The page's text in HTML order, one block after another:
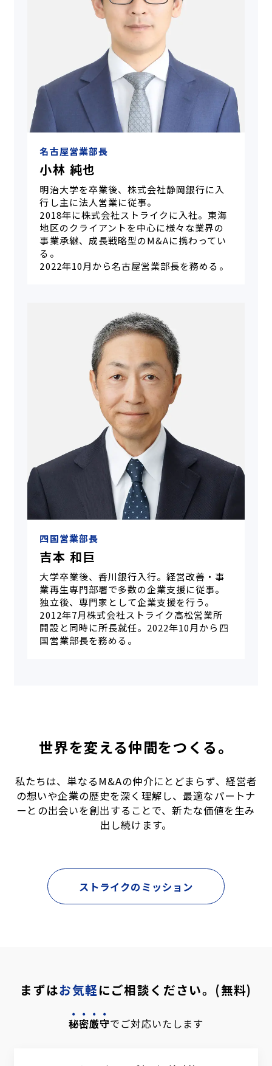
名古屋営業部長
小林 純也
明治大学を卒業後、株式会社静岡銀行に入
行し主に法人営業に従事。
2018年に株式会社ストライクに入社。東海
地区のクライアントを中心に様々な業界の
事業承継、成長戦略型のM&Aに携わってい
る。
2022年10月から名古屋営業部長を務める。
四国営業部長
吉本 和巨
大学卒業後、香川銀行入行。経営改善・事
業再生専門部署で多数の企業支援に従事。
独立後、専門家として企業支援を行う。
2012年7月株式会社ストライク高松営業所
開設と同時に所長就任。2022年10月から四
国営業部長を務める。
世界を変える仲間をつくる。
私たちは、単なるM&Aの仲介にとどまらず、経営者
の想いや企業の歴史を深く理解し、最適なパートナ
ーとの出会いを創出することで、新たな価値を生み
出し続けます。
ストライクのミッション
まずはお気軽にご相談ください。(無料)
秘密厳守でご対応いたします